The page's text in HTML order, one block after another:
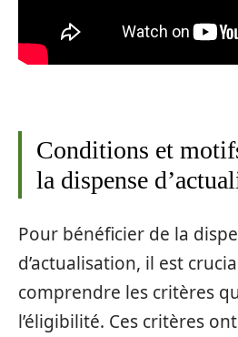
Conditions et
la dispense
Pour bénéficier de la
d’actualisation, il est
comprendre les critères
l’éligibilité. Ces critères